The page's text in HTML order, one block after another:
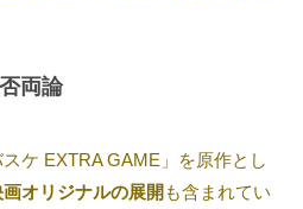
両論
ケ EXTRA GAME」を原作とし
画オリジナルの展開 も含まれてい